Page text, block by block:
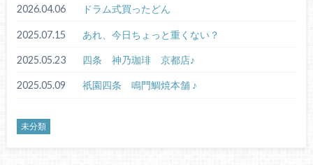
2026.04.06 ドラム式買ったどん
2025.07.15 あれ、今日ちょっと重くない？
2025.05.23 四条 神乃珈琲 京都店♪
2025.05.09 祇園四条 鳴門鯛焼本舗 ♪
未分類